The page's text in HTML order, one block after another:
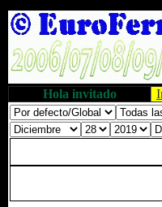
Hola invitado